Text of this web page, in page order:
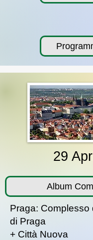
29
Album
Praga: Complesso
di Praga
+ Città Nuova